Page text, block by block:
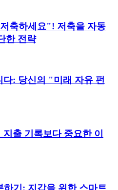
축하세요"! 저축을 자동
한 전략
: 당신의 "미래 자유 펀
출 기록보다 중요한 이
기: 지갑을 위한 스마트